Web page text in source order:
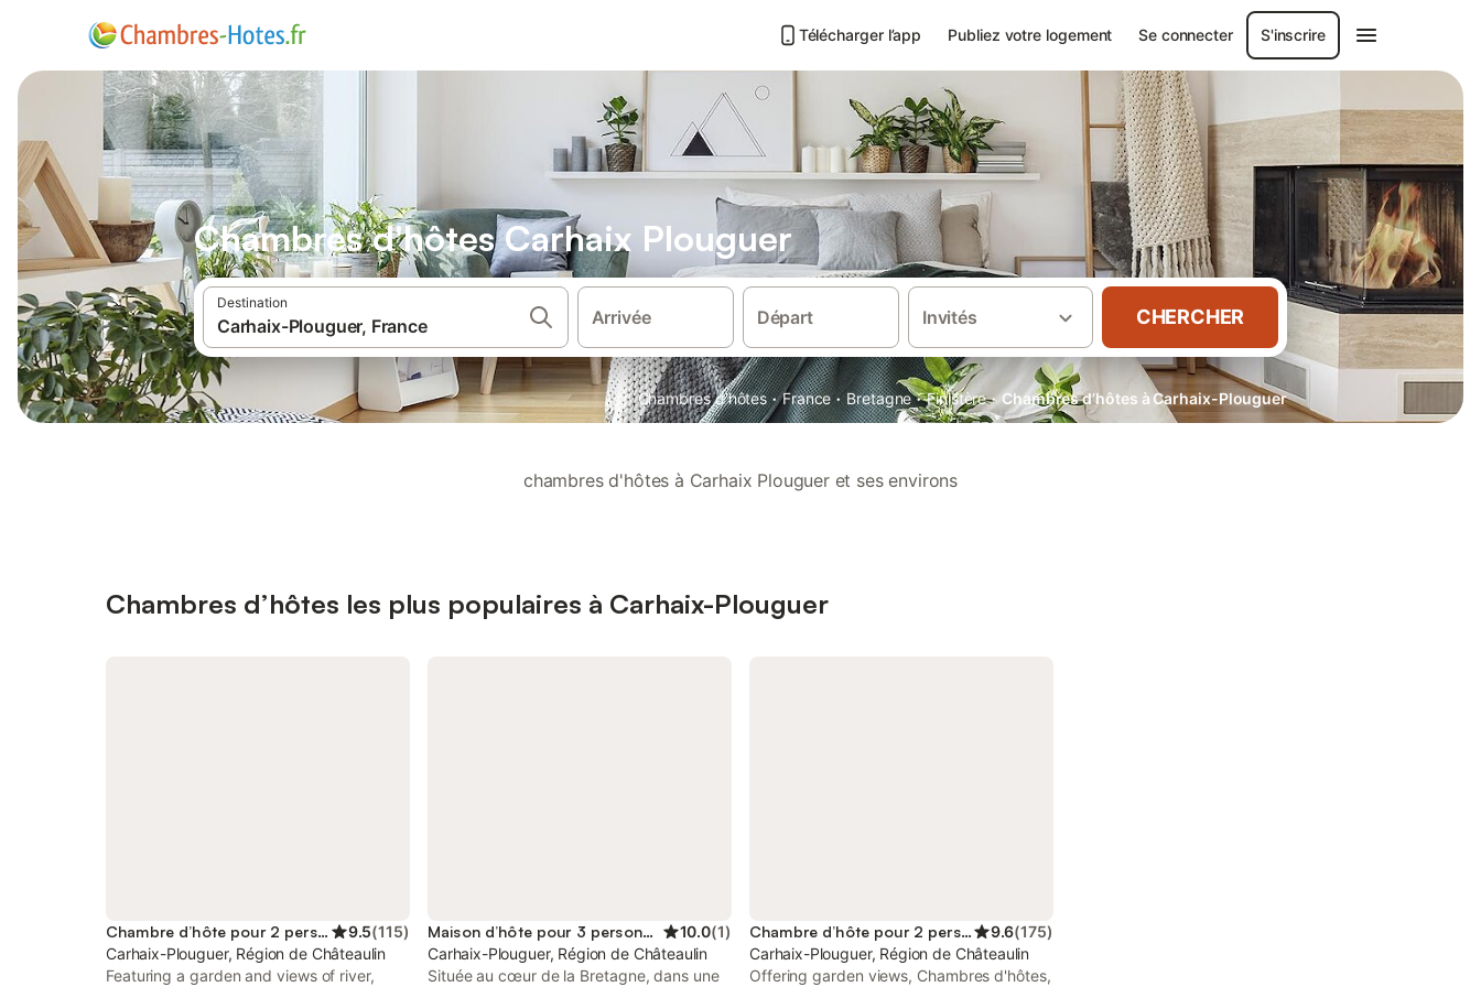
Télécharger l’app Publiez votre logement Se connecter S'inscrire
Chambres d'hôtes Carhaix Plouguer
Destination
Arrivée Départ Invités CHERCHER
Chambres d'hôtes · France · Bretagne · Finistère · Chambres d’hôtes à Carhaix-Plouguer
chambres d'hôtes à Carhaix Plouguer et ses environs
Chambres d’hôtes les plus populaires à Carhaix-Plouguer
Chambre d’hôte pour 2 personnes 9.5(115)
Carhaix-Plouguer, Région de Châteaulin
Featuring a garden and views of river,
Maison d’hôte pour 3 personnes 10.0(1)
Carhaix-Plouguer, Région de Châteaulin
Située au cœur de la Bretagne, dans une
Chambre d’hôte pour 2 personnes 9.6(175)
Carhaix-Plouguer, Région de Châteaulin
Offering garden views, Chambres d'hôtes,